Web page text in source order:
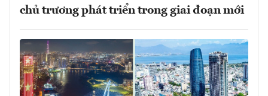
chủ trương phát triển trong giai đoạn mới